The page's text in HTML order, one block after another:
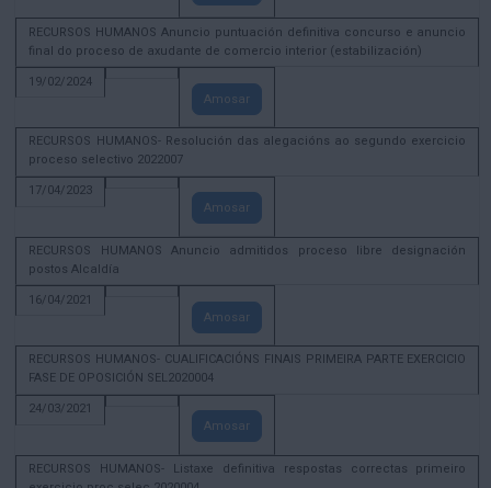
RECURSOS HUMANOS Anuncio puntuación definitiva concurso e anuncio
final do proceso de axudante de comercio interior (estabilización)
19/02/2024
Amosar
RECURSOS HUMANOS- Resolución das alegacións ao segundo exercicio
proceso selectivo 2022007
17/04/2023
Amosar
RECURSOS HUMANOS Anuncio admitidos proceso libre designación
postos Alcaldía
16/04/2021
Amosar
RECURSOS HUMANOS- CUALIFICACIÓNS FINAIS PRIMEIRA PARTE EXERCICIO
FASE DE OPOSICIÓN SEL2020004
24/03/2021
Amosar
RECURSOS HUMANOS- Listaxe definitiva respostas correctas primeiro